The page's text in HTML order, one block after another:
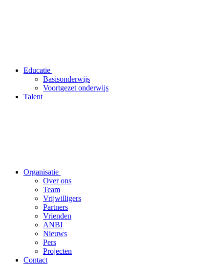
Educatie
Basisonderwijs
Voortgezet onderwijs
Talent
Organisatie
Over ons
Team
Vrijwilligers
Partners
Vrienden
ANBI
Nieuws
Pers
Projecten
Contact